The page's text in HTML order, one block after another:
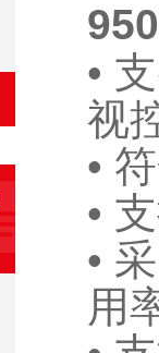
•
视
•
•
•
用